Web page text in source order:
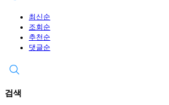
최신순
조회순
추천순
댓글순
검색